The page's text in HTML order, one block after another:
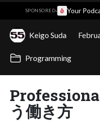
SPONSORED· Your
Keigo Suda
Programming
う働き方